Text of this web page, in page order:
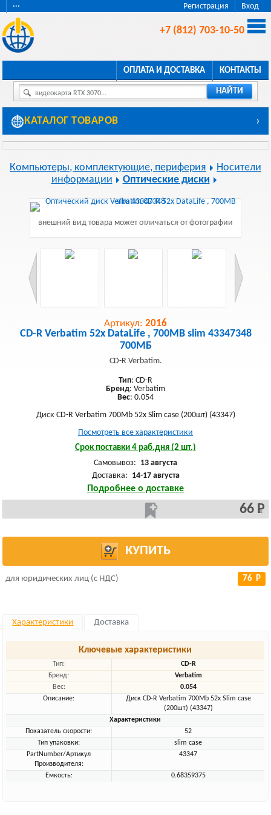
Регистрация Вход
···
+7 (812) 703-10-50
ОПЛАТА И ДОСТАВКА КОНТАКТЫ
видеокарта RTX 3070... НАЙТИ
КАТАЛОГ ТОВАРОВ ›
Компьютеры, комплектующие, периферия
Носители
информации
Оптические диски
внешний вид товара может отличаться от фотографии
Артикул: 2016
CD-R Verbatim 52x DataLife , 700MB slim 43347348
700МБ
CD-R Verbatim.
Тип: CD-R
Бренд: Verbatim
Вес: 0.054
Диск CD-R Verbatim 700Mb 52x Slim case (200шт) (43347)
Посмотреть все характеристики
Срок поставки 4 раб.дня (2 шт.)
Самовывоз: 13 августа
Доставка: 14-17 августа
Подробнее о доставке
66 Р
КУПИТЬ
для юридических лиц (с НДС) 76 Р
Характеристики Доставка
Ключевые характеристики
Тип:
CD-R
Бренд:
Verbatim
Вес:
0.054
Описание:
Диск CD-R Verbatim 700Mb 52x Slim case
(200шт) (43347)
Характеристики
Показатель скорости:
52
Тип упаковки:
slim case
PartNumber/Артикул
Производителя:
43347
Емкость: 0.68359375